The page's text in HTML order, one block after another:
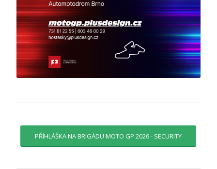
PŘÍHLÁŠKA NA BRIGÁDU MOTO GP 2026 - SECURITY
Nezbytně
nutné cookies
Nezbytně nutné